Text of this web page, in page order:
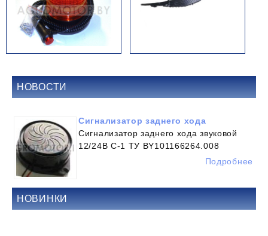
НОВОСТИ
Сигнализатор заднего хода
Сигнализатор заднего хода звуковой
12/24В С-1 ТУ BY101166264.008
Подробнее
НОВИНКИ